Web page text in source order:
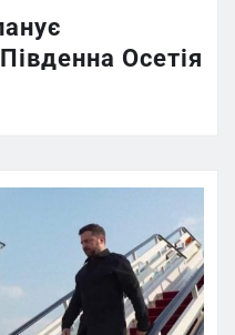
Осетія